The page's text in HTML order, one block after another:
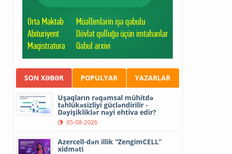
SON XƏBƏR POPULYAR YAZARLAR
Uşaqların rəqəmsal mühitdə
təhlükəsizliyi gücləndirilir -
Dəyişikliklər nəyi ehtiva edir?
05-08-2026
Azercell-dən illik “ZengimCELL”
xidməti